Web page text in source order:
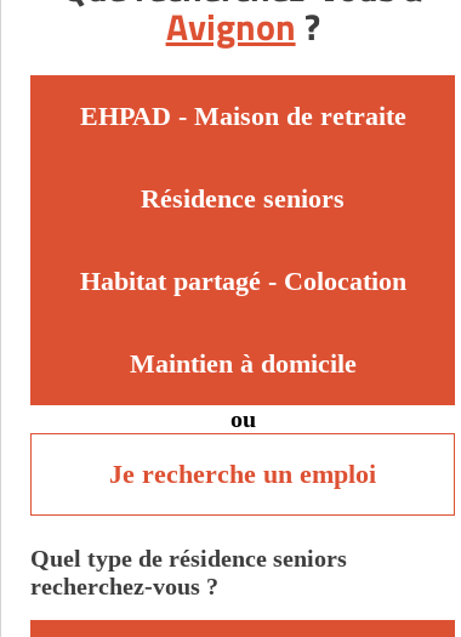
Avignon ?
EHPAD - Maison de retraite
Résidence seniors
Habitat partagé - Colocation
Maintien à domicile
ou
Je recherche un emploi
Quel type de résidence seniors
recherchez-vous ?